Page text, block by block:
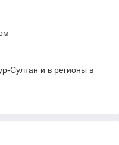
Султан и в регионы в